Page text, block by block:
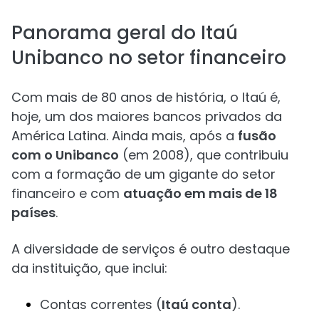
Panorama geral do Itaú
Unibanco no setor financeiro
Com mais de 80 anos de história, o Itaú é,
hoje, um dos maiores bancos privados da
América Latina. Ainda mais, após a fusão
com o Unibanco (em 2008), que contribuiu
com a formação de um gigante do setor
financeiro e com atuação em mais de 18
países.
A diversidade de serviços é outro destaque
da instituição, que inclui:
Contas correntes (Itaú conta).